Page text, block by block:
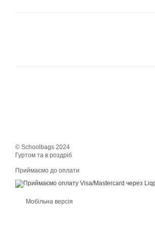
© Schoolbags 2024
Гуртом та в роздріб
Приймаємо до оплати
Мобільна версія